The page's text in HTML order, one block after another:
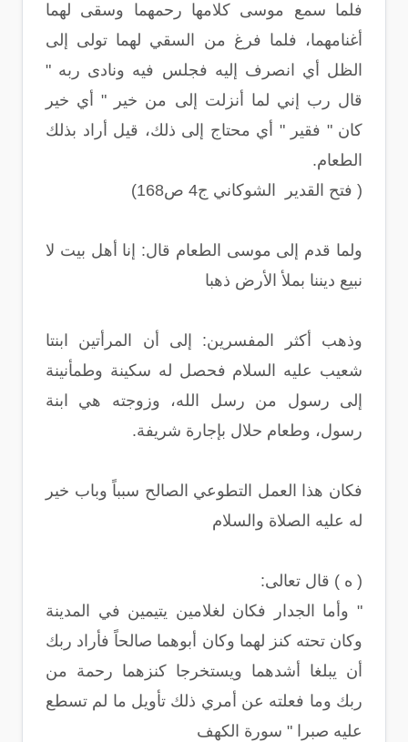
فلما سمع موسى كلامها رحمهما وسقى لهما
أغنامهما، فلما فرغ من السقي لهما تولى إلى
الظل أي انصرف إليه فجلس فيه ونادى ربه "
قال رب إني لما أنزلت إلى من خير " أي خير
كان " فقير " أي محتاج إلى ذلك، قيل أراد بذلك
الطعام.
( فتح القدير الشوكاني ج4 ص168)
ولما قدم إلى موسى الطعام قال: إنا أهل بيت لا
نبيع ديننا بملأ الأرض ذهبا
وذهب أكثر المفسرين: إلى أن المرأتين ابنتا
شعيب عليه السلام فحصل له سكينة وطمأنينة
إلى رسول من رسل الله، وزوجته هي ابنة
رسول، وطعام حلال بإجارة شريفة.
فكان هذا العمل التطوعي الصالح سبباً وباب خير
له عليه الصلاة والسلام
( ه ) قال تعالى:
" وأما الجدار فكان لغلامين يتيمين في المدينة
وكان تحته كنز لهما وكان أبوهما صالحاً فأراد ربك
أن يبلغا أشدهما ويستخرجا كنزهما رحمة من
ربك وما فعلته عن أمري ذلك تأويل ما لم تسطع
عليه صبرا " سورة الكهف